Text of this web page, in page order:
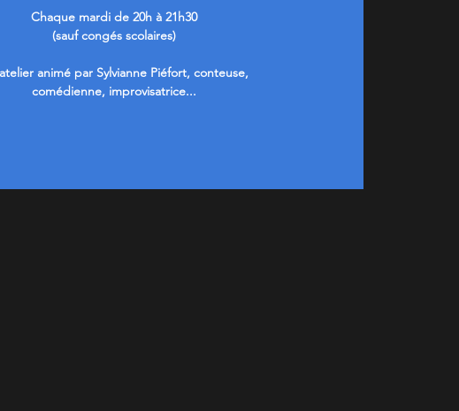
Chaque mardi de 20h à 21h30
(sauf congés scolaires)
animé par Sylvianne Piéfort, conteuse,
comédienne, improvisatrice...